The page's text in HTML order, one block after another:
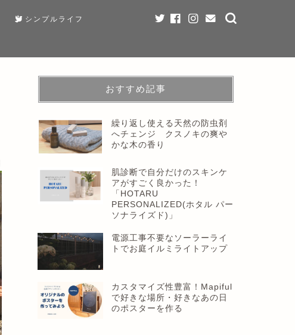
シンプルライフ
おすすめ記事
繰り返し使える天然の防虫剤
へチェンジ クスノキの爽や
かな木の香り
肌診断で自分だけのスキンケ
アがすごく良かった！
「HOTARU
PERSONALIZED(ホタル パー
ソナライズド)」
電源工事不要なソーラーライ
トでお庭イルミライトアップ
カスタマイズ性豊富！Mapiful
で好きな場所・好きなあの日
のポスターを作る